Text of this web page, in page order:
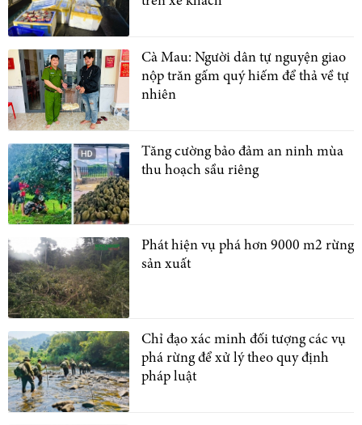
Cà Mau: Người dân tự nguyện giao
nộp trăn gấm quý hiếm để thả về tự
nhiên
Tăng cường bảo đảm an ninh mùa
thu hoạch sầu riêng
Phát hiện vụ phá hơn 9000 m2 rừng
sản xuất
Chỉ đạo xác minh đối tượng các vụ
phá rừng để xử lý theo quy định
pháp luật